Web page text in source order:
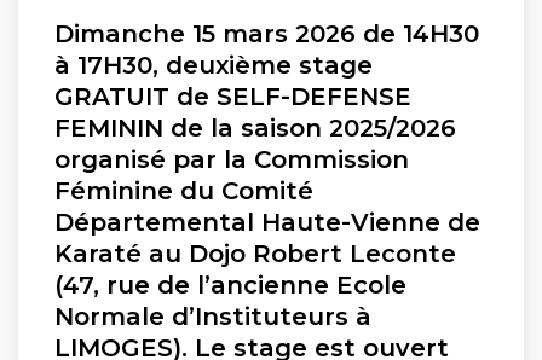
Dimanche 15 mars 2026 de 14H30
à 17H30, deuxième stage
GRATUIT de SELF-DEFENSE
FEMININ de la saison 2025/2026
organisé par la Commission
Féminine du Comité
Départemental Haute-Vienne de
Karaté au Dojo Robert Leconte
(47, rue de l’ancienne Ecole
Normale d’Instituteurs à
LIMOGES). Le stage est ouvert